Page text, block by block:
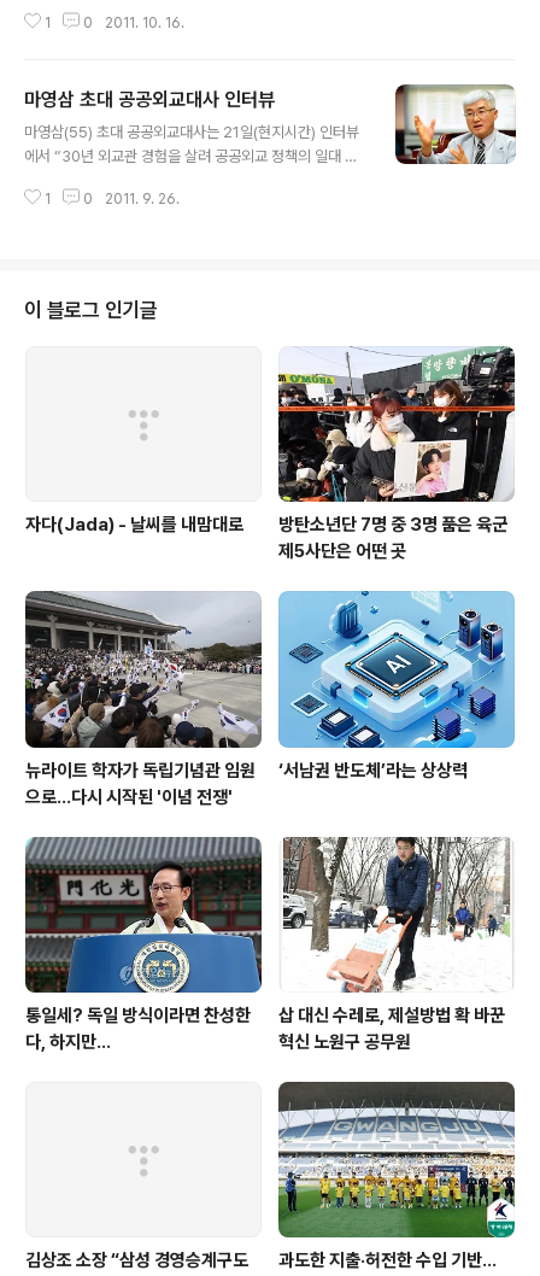
이스라엘로서는 팔레스타인이 독립국가가 되는 것을 결코
급속히 팔레스타인에 우호적으로 바뀌는 것도 사실이다.
이스라엘 정부가 2009년 공공외교부를 설립한 것은 국제
적 고립을 타파하고 우호적 이미지를 확산시키기 위한 절
15일 서울신문과 이메일 인터뷰에서 “국제사회에서 이스
1 0 2011. 10. 16.
마영삼 초대 공공외교대사 인터뷰
마영삼(55) 초대 공공외교대사는 21일(현지시간) 인터뷰
에서 “30년 외교관 경험을 살려 공공외교 정책의 일대 혁
외교통상부 홈페이지에도 안 올라 있을 정도로 ‘초짜’ 대사
중요한 현안이 되고 있다. 미국은 9·11 테러 이후 외교정책
전반에 대한 상당한 재검토 작업을 벌이고 있는데 그건 다
른 나라 국민의 마음을 얻지 못하면 어떤 외교정책도 성공
하기 어렵다는 인식에서 비롯된 것이다. 우리도 그걸 타산
지석으로 삼아야 한다. 문: 기존 공공외교 정책을 평가해달
라. -외교부 뿐 아니라..
1 0 2011. 9. 26.
이 블로그 인기글
자다(Jada) - 날씨를 내맘대로
방탄소년단 7명 중 3명 품은 육군
제5사단은 어떤 곳
뉴라이트 학자가 독립기념관 임원
으로…다시 시작된 '이념 전쟁'
‘서남권 반도체’라는 상상력
통일세? 독일 방식이라면 찬성한
다, 하지만...
삽 대신 수레로, 제설방법 확 바꾼
혁신 노원구 공무원
김상조 소장 “삼성 경영승계구도 과도한 지출·허전한 수입 기반…